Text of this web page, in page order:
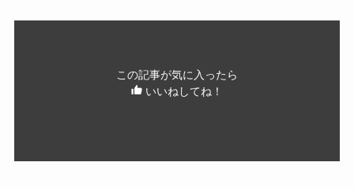
この記事が気に入ったら
いいねしてね！